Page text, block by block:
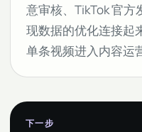
意审核、TikTok 官
现数据的优化连接起
单条视频进入内容运
下一步